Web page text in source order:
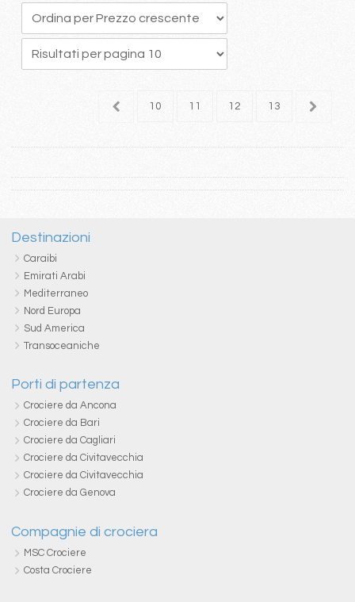
9 10 11 12 13
Destinazioni
Caraibi
Emirati Arabi
Mediterraneo
Nord Europa
Sud America
Transoceaniche
Porti di partenza
Crociere da Ancona
Crociere da Bari
Crociere da Cagliari
Crociere da Civitavecchia
Crociere da Civitavecchia
Crociere da Genova
Compagnie di crociera
MSC Crociere
Costa Crociere